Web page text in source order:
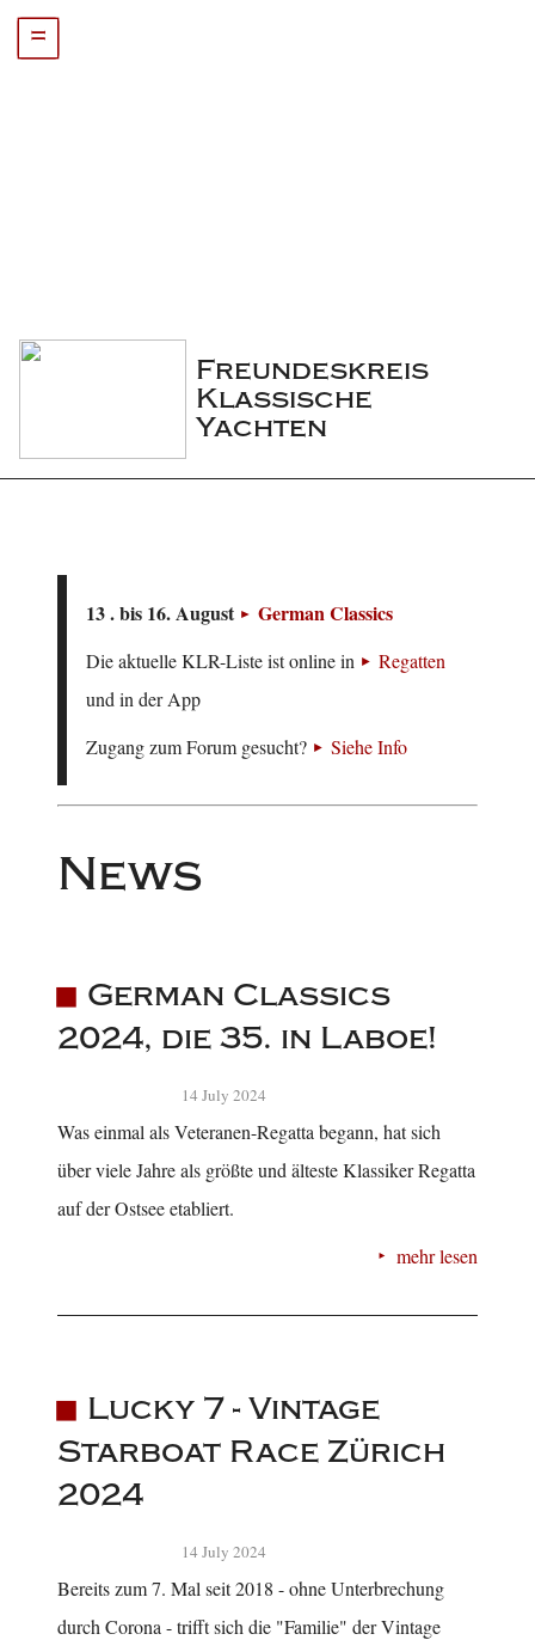
=
Freundeskreis
Klassische
Yachten
13 . bis 16. August German Classics
Die aktuelle KLR-Liste ist online in
Regatten
und in der App
Zugang zum Forum gesucht?
Siehe Info
News
German Classics
2024, die 35. in Laboe!
14 July 2024
Was einmal als Veteranen-Regatta begann, hat sich
über viele Jahre als größte und älteste Klassiker Regatta
auf der Ostsee etabliert.
mehr lesen
Lucky 7 - Vintage
Starboat Race Zürich
2024
14 July 2024
Bereits zum 7. Mal seit 2018 - ohne Unterbrechung
durch Corona - trifft sich die "Familie" der Vintage